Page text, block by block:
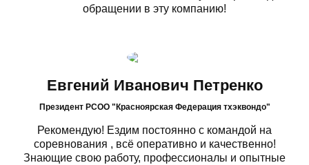
обращении в эту компанию!
Евгений Иванович Петренко
Президент РСОО "Красноярская Федерация тхэквондо"
Рекомендую! Ездим постоянно с командой на
соревнования , всё оперативно и качественно!
Знающие свою работу, профессионалы и опытные